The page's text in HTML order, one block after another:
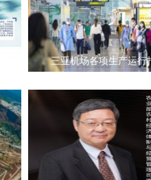
三亚机场各项生产运行